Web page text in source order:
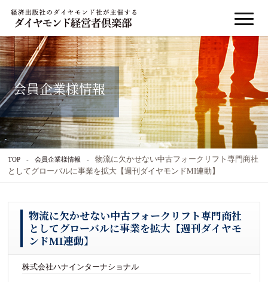
会員企業様情報
TOP 会員企業様情報
物流に欠かせない中古フォークリフト専門商社
としてグローバルに事業を拡大【週刊ダイヤモンドMI連動】
物流に欠かせない中古フォークリフト専門商社
としてグローバルに事業を拡大【週刊ダイヤモ
ンドMI連動】
株式会社ハナインターナショナル